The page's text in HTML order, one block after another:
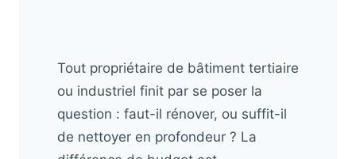
Tout propriétaire de bâtiment tertiaire
ou industriel finit par se poser la
question : faut-il rénover, ou suffit-il
de nettoyer en profondeur ? La